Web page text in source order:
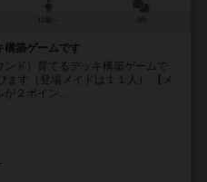
築ゲームです
ド）育てるデッキ構築ゲームで
ます（登場メイドは１１人） 【メ
２ポイン...